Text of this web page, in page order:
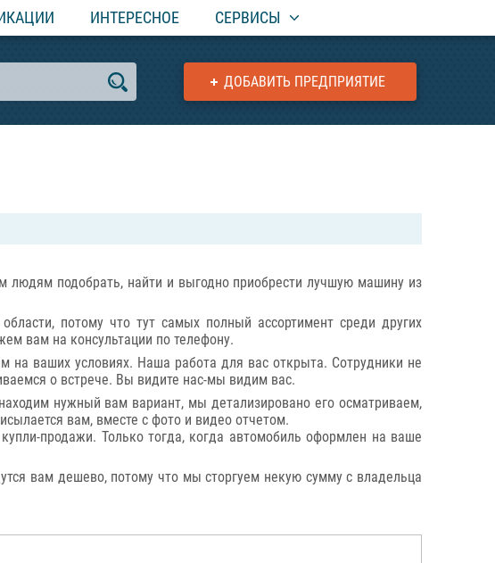
ИНТЕРЕСНОЕ СЕРВИСЫ
ДОБАВИТЬ ПРЕДПРИЯТИЕ
подобрать, найти и выгодно приобрести лучшую машину из
потому что тут самых полный ассортимент среди других
вам на консультации по телефону.
ваших условиях. Наша работа для вас открыта. Сотрудники не
о встрече. Вы видите нас-мы видим вас.
нужный вам вариант, мы детализировано его осматриваем,
вам, вместе с фото и видео отчетом.
продажи. Только тогда, когда автомобиль оформлен на ваше
вам дешево, потому что мы сторгуем некую сумму с владельца